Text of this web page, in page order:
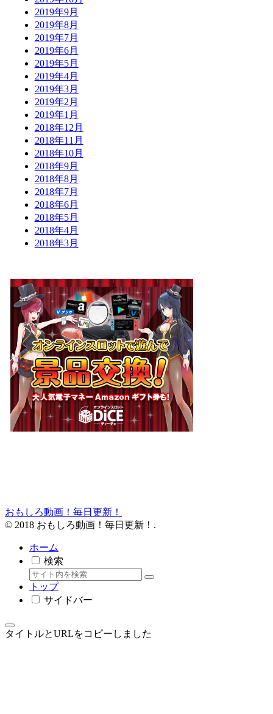
2019年9月
2019年8月
2019年7月
2019年6月
2019年5月
2019年4月
2019年3月
2019年2月
2019年1月
2018年12月
2018年11月
2018年10月
2018年9月
2018年8月
2018年7月
2018年6月
2018年5月
2018年4月
2018年3月
おもしろ動画！毎日更新！
© 2018 おもしろ動画！毎日更新！.
ホーム
検索
トップ
サイドバー
タイトルとURLをコピーしました